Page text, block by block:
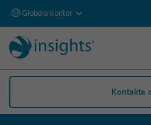
Globala kontor
Kontakta